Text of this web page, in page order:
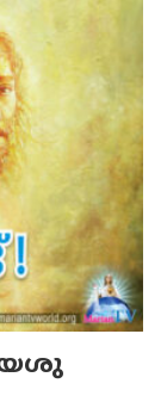
യേശു